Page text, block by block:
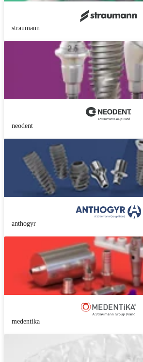
straumann
neodent
anthogyr
medentika